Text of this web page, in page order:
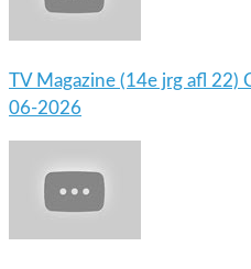
TV Magazine (14e jrg afl 22)
06-2026